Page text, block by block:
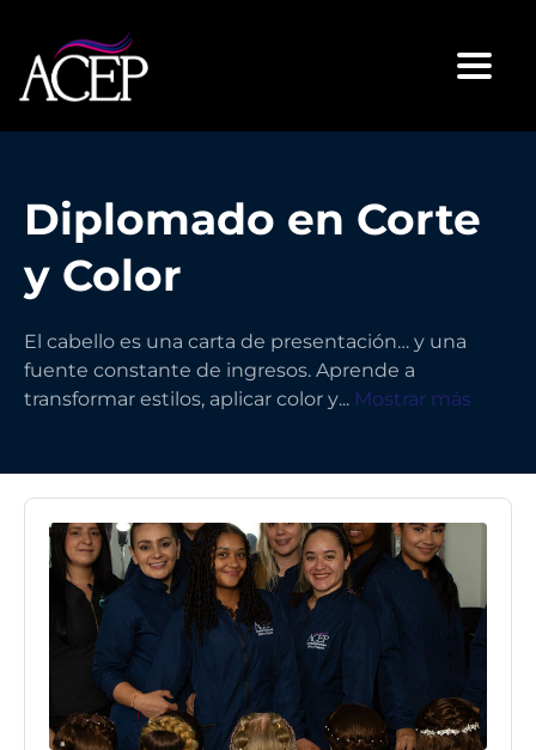
Diplomado en Corte
y Color
El cabello es una carta de presentación… y una
fuente constante de ingresos. Aprende a
transformar estilos, aplicar color y... Mostrar más